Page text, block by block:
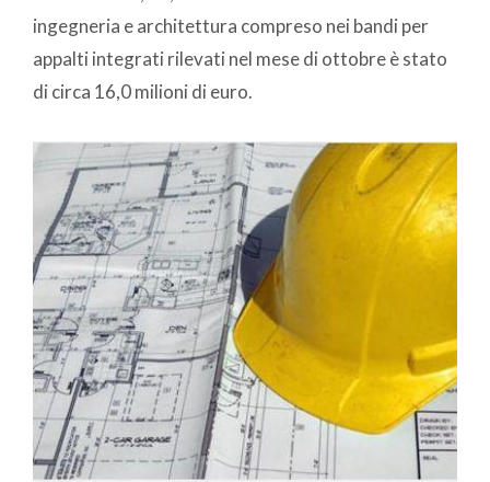
ingegneria e architettura compreso nei bandi per
appalti integrati rilevati nel mese di ottobre è stato
di circa 16,0 milioni di euro.